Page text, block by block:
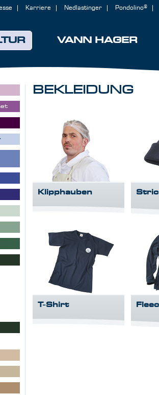
VANN HAGER
Karriere Nedlastinger Pondolino®
BEKLEIDUNG
Klipphauben
T-Shirt